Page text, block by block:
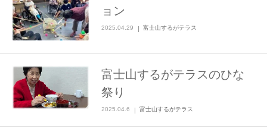
ョン
2025.04.29 富士山するがテラス
富士山するがテラスのひな
祭り
2025.04.6 富士山するがテラス